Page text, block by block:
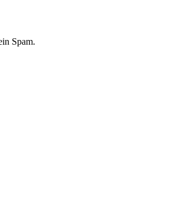
Spam.